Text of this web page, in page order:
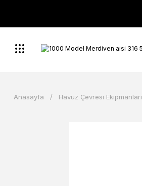
Anasayfa Havuz Çevresi Ekipmanları